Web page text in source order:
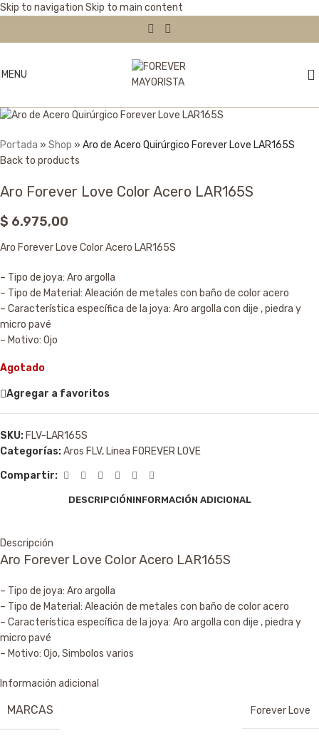
Skip to navigation Skip to main content
MENU
Portada » Shop » Aro de Acero Quirúrgico Forever Love LAR165S
Back to products
Aro Forever Love Color Acero LAR165S
$ 6.975,00
Aro Forever Love Color Acero LAR165S
– Tipo de joya: Aro argolla
– Tipo de Material: Aleación de metales con baño de color acero
– Característica específica de la joya: Aro argolla con dije , piedra y
micro pavé
– Motivo: Ojo
Agotado
Agregar a favoritos
SKU: FLV-LAR165S
Categorías:Aros FLV, Linea FOREVER LOVE
Compartir:
DESCRIPCIÓNINFORMACIÓN ADICIONAL
Descripción
Aro Forever Love Color Acero LAR165S
– Tipo de joya: Aro argolla
– Tipo de Material: Aleación de metales con baño de color acero
– Característica específica de la joya: Aro argolla con dije , piedra y
micro pavé
– Motivo: Ojo, Simbolos varios
Información adicional
MARCAS Forever Love